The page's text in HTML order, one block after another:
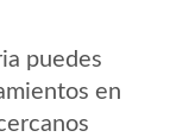
puedes
en